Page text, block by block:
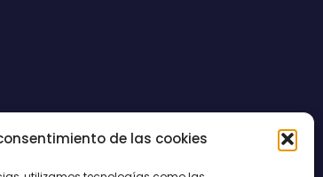
de las cookies
CONTACTO